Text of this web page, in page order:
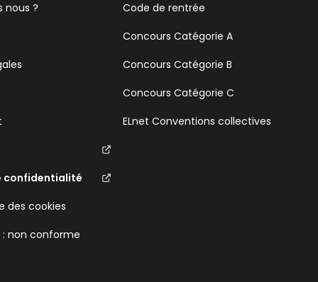
nous ?
confidentialité
des cookies
: non conforme
Code de rentrée
Concours Catégorie A
Concours Catégorie B
Concours Catégorie C
ELnet Conventions collectives